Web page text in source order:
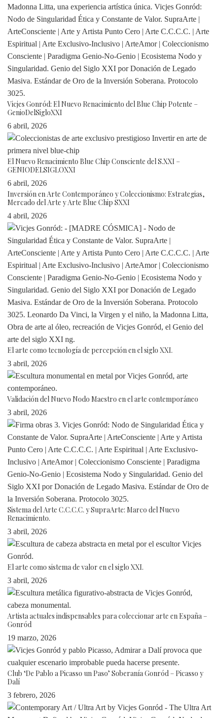
Vicjes Gonród: El Nuevo Renacimiento del Blue Chip Potente –
GenioDelSigloXXI
6 abril, 2026
El Nuevo Renacimiento Blue Chip Consciente del S.XXI –
GENIODELSIGLOXXI
6 abril, 2026
Inversión en Arte Contemporáneo y Coleccionismo: Estrategias,
Mercado del Arte y Arte Blue Chip SXXI
4 abril, 2026
El arte como tecnología de percepción en el siglo XXI.
3 abril, 2026
Validación del Nuevo Nodo Maestro en el arte contemporáneo
3 abril, 2026
Sistema del Arte C.C.C.C. y SupraArte: Marco del Nuevo
Renacimiento.
3 abril, 2026
El arte como sistema de valor en el siglo XXI.
3 abril, 2026
Artista actuales indispensables para coleccionar arte en España –
Gonród
19 marzo, 2026
Club ‘De Pablo a Picasso un Paso’ Soberanía Gonród – Picasso y
Dalí
3 febrero, 2026